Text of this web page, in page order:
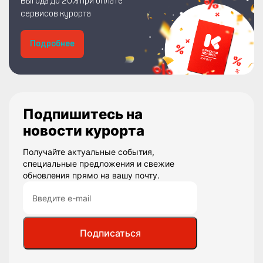
сервисов курорта
Подробнее
Подпишитесь на
новости курорта
Получайте актуальные события,
специальные предложения и свежие
обновления прямо на вашу почту.
Подписаться